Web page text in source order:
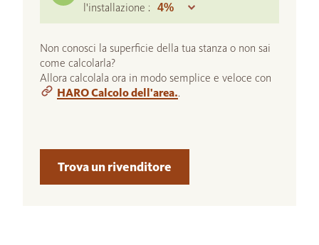
l'installazione :
Non conosci la superficie della tua stanza o non sai
come calcolarla?
Allora calcolala ora in modo semplice e veloce con
HARO Calcolo dell'area..
Trova un rivenditore